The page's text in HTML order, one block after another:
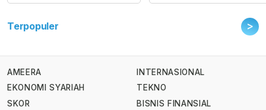
Terpopuler >
AMEERA
EKONOMI SYARIAH
SKOR
INTERNASIONAL
TEKNO
BISNIS FINANSIAL